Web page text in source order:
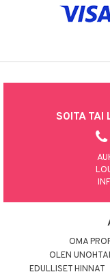
SOITA TAI
OMA
OLEN
EDULLISET HINNAT